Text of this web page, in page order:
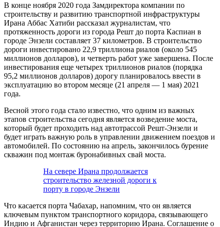
В конце ноября 2020 года Замдиректора компании по
строительству и развитию транспортной инфраструктуры
Ирана Аббас Хатиби рассказал журналистам, что
протяженность дороги из города Решт до порта Каспиан в
городе Энзели составляет 37 километров. В строительство
дороги инвестировано 22,9 триллиона риалов (около 545
миллионов долларов), и четверть работ уже завершена. После
инвестирования еще четырех триллионов риалов (порядка
95,2 миллионов долларов) дорогу планировалось ввести в
эксплуатацию во втором месяце (21 апреля — 1 мая) 2021
года.
Весной этого года стало известно, что одним из важных
этапов строительства сегодня является возведение моста,
который будет проходить над автотрассой Решт-Энзели и
будет играть важную роль в управлении движением поездов и
автомобилей. По состоянию на апрель, закончилось бурение
скважин под монтаж буронабивных свай моста.
На севере Ирана продолжается
строительство железной дороги к
порту в городе Энзели
Что касается порта Чабахар, напомним, что он является
ключевым пунктом транспортного коридора, связывающего
Индию и Афганистан через территорию Ирана. Соглашение о